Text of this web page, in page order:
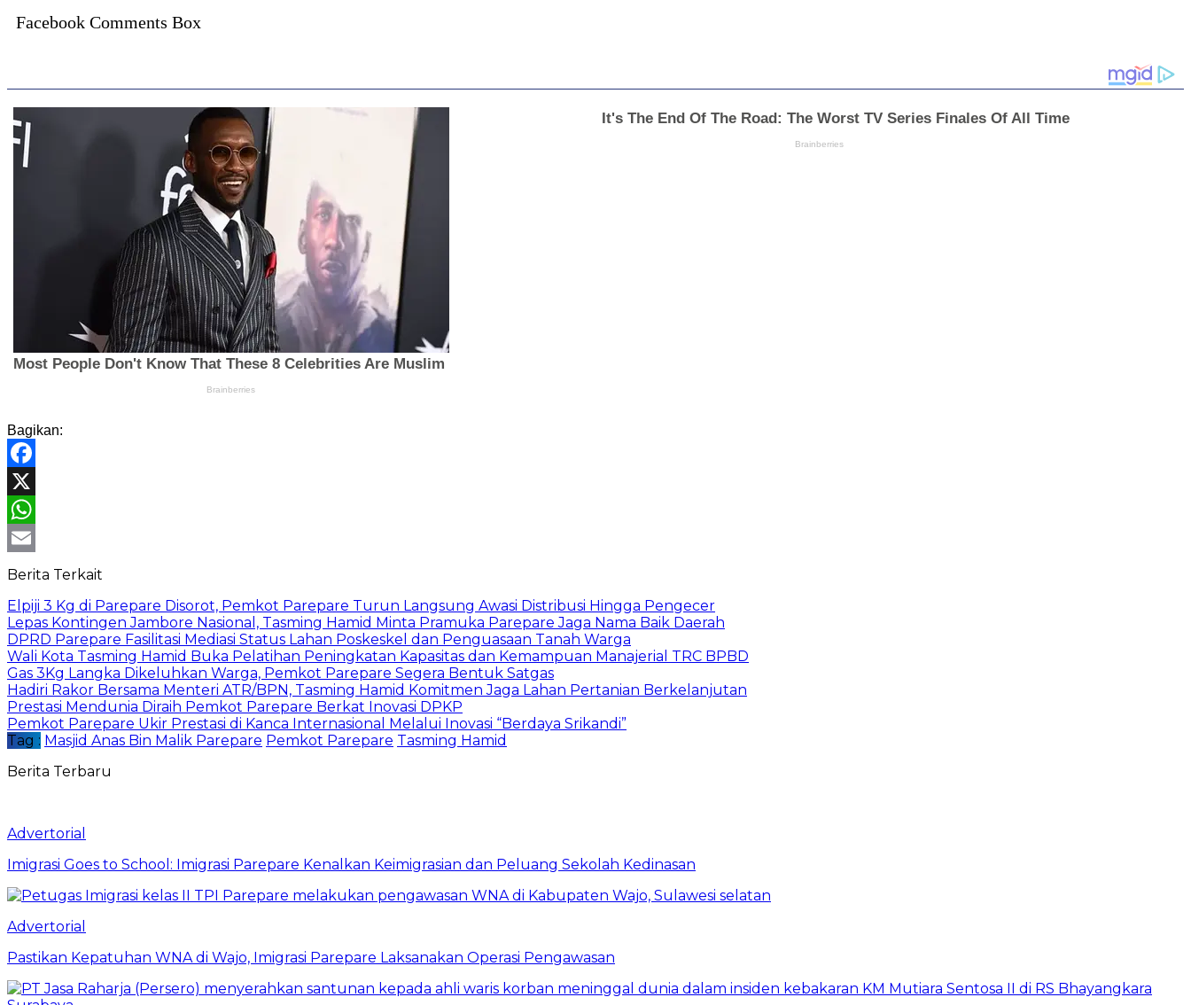
Facebook Comments Box
Bagikan:
Facebook
X
WhatsApp
Email
Berita Terkait
Elpiji 3 Kg di Parepare Disorot, Pemkot Parepare Turun Langsung Awasi Distribusi Hingga Pengecer
Lepas Kontingen Jambore Nasional, Tasming Hamid Minta Pramuka Parepare Jaga Nama Baik Daerah
DPRD Parepare Fasilitasi Mediasi Status Lahan Poskeskel dan Penguasaan Tanah Warga
Wali Kota Tasming Hamid Buka Pelatihan Peningkatan Kapasitas dan Kemampuan Manajerial TRC BPBD
Gas 3Kg Langka Dikeluhkan Warga, Pemkot Parepare Segera Bentuk Satgas
Hadiri Rakor Bersama Menteri ATR/BPN, Tasming Hamid Komitmen Jaga Lahan Pertanian Berkelanjutan
Prestasi Mendunia Diraih Pemkot Parepare Berkat Inovasi DPKP
Pemkot Parepare Ukir Prestasi di Kanca Internasional Melalui Inovasi “Berdaya Srikandi”
Tag : Masjid Anas Bin Malik Parepare Pemkot Parepare Tasming Hamid
Berita Terbaru
Advertorial
Imigrasi Goes to School: Imigrasi Parepare Kenalkan Keimigrasian dan Peluang Sekolah Kedinasan
Advertorial
Pastikan Kepatuhan WNA di Wajo, Imigrasi Parepare Laksanakan Operasi Pengawasan